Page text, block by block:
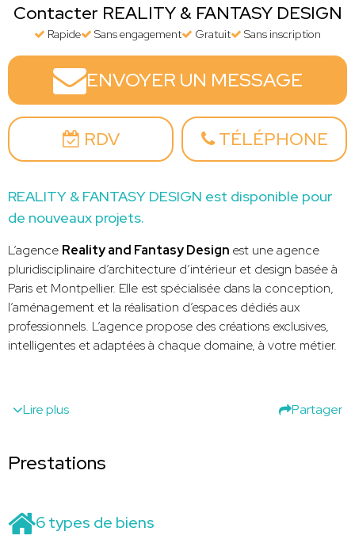
Contacter REALITY & FANTASY DESIGN
Rapide Sans engagement Gratuit Sans inscription
ENVOYER UN MESSAGE
RDV TÉLÉPHONE
REALITY & FANTASY DESIGN est disponible pour
de nouveaux projets.
L’agence Reality and Fantasy Design est une agence
pluridisciplinaire d’architecture d’intérieur et design basée à
Paris et Montpellier. Elle est spécialisée dans la conception,
l’aménagement et la réalisation d’espaces dédiés aux
professionnels. L’agence propose des créations exclusives,
intelligentes et adaptées à chaque domaine, à votre métier.
Lire plus Partager
Prestations
6 types de biens